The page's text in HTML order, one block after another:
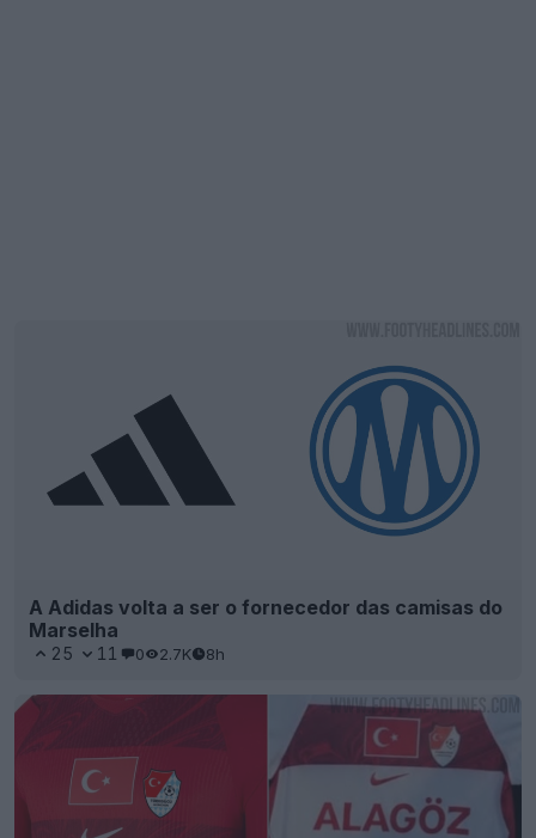
A Adidas volta a ser o fornecedor das camisas do
Marselha
25 11 0 2.7K 8h